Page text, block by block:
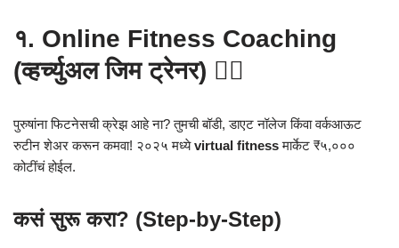
१. Online Fitness Coaching
(व्हर्च्युअल जिम ट्रेनर) 🏋️‍♂️
पुरुषांना फिटनेसची क्रेझ आहे ना? तुमची बॉडी, डाएट नॉलेज किंवा वर्कआऊट
रुटीन शेअर करून कमवा! २०२५ मध्येvirtual fitnessमार्केट ₹५,०००
कोटींचं होईल.
कसं सुरू करा? (Step-by-Step)